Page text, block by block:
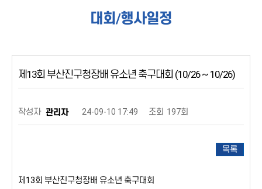
대회/행사일정
제13회 부산진구청장배 유소년 축구대회 (10/26 ~ 10/26)
작성자 관리자 24-09-10 17:49 조회 197회
목록
제13회 부산진구청장배 유소년 축구대회